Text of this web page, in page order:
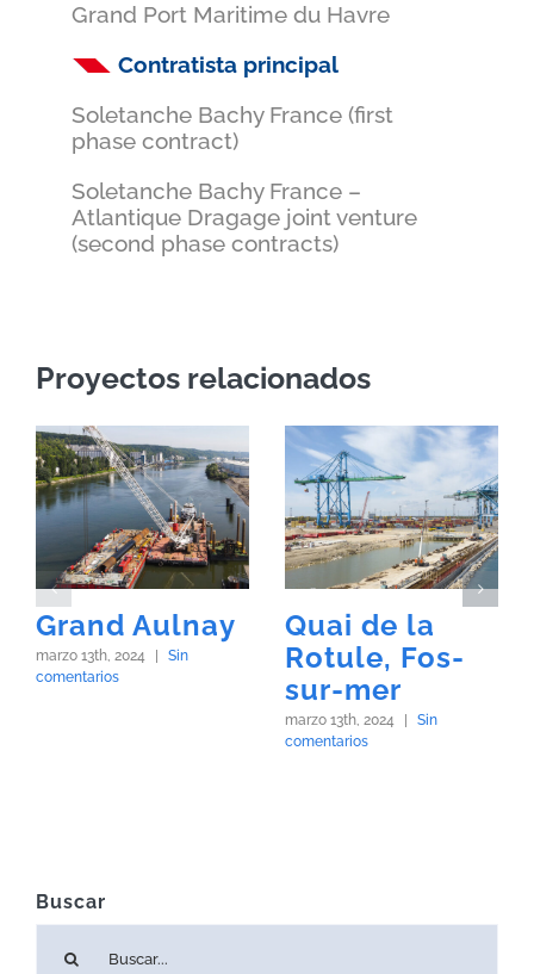
Grand Port Maritime du Havre
Contratista principal
Soletanche Bachy France (first
phase contract)
Soletanche Bachy France –
Atlantique Dragage joint venture
(second phase contracts)
Proyectos relacionados
Grand Aulnay
marzo 13th, 2024
Sin
comentarios
Quai de la
Rotule, Fos-
sur-mer
marzo 13th, 2024
Sin
comentarios
Buscar